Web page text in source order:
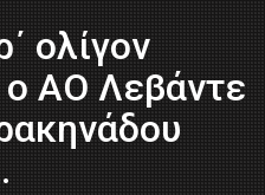
ολίγον
ΑΟ Λεβάντε